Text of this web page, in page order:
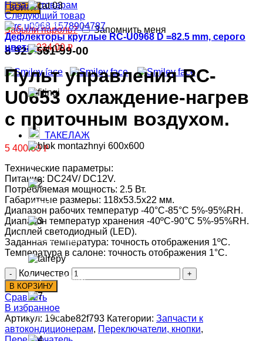
ВОЙТИ
Забыли пароль? Запомнить меня
8 929 551-99-00
Радиаторы
Испарители
ТАКЕЛАЖ
Блоки
Захваты
Ремни стяжные
Талрепы, Стяжки
Вертлюги
Назад к товарам
Следующий товар
Дефлекторы круглые RC-U0968 D =82.5 mm, серого
цвета.234.00Р
Пульт управления RC-
U0653 охлаждение-нагрев
с приточным воздухом.
5 400.00Р
Технические параметры:
Питание: DC24V/ DC12V.
Потребляемая мощность: 2.5 Вт.
Габаритные размеры: 118х53.5х22 мм.
Диапазон рабочих температур -40°С-85°С 5%-95%RH.
Диапазон температур хранения -40ºС-90°С 5%-95%RH.
Дисплей светодиодный (LED).
Заданная температура: точность отображения 1ºС.
Температура в салоне: точность отображения 1°​С.
Количество
В КОРЗИНУ
Сравнить
В избранное
Артикул: 19cabe82f793 Категории: Запчасти к
автокондиционерам, Переключатели, кнопки,